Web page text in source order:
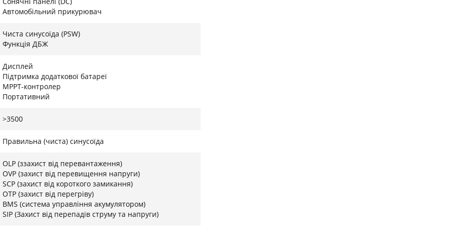
фосфатні (LiFePO4) акумулятори, що
тривалого періоду, а ресурс батареї у
стабільної роботи без суттєвої втрати
у реальному часі контролює кожен параметр,
Power BP2400PPS є ідеальним та безпечним
газові котли, медичне обладнання та
вихідних інтерфейсів, включаючи силові
Delivery та автомобільні виходи. Це дозволяє
станцію на головний енергетичний хаб для
Автомобільний прикурювач
Чиста синусоїда (PSW)
Функція ДБЖ
Дисплей
Підтримка додаткової батареї
MPPT-контролер
Портативний
>3500
Правильна (чиста) синусоїда
OLP (ззахист від перевантаження)
OVP (захист від перевищення напруги)
SCP (захист від короткого замикання)
OTP (захист від перегріву)
BMS (cистема управління акумулятором)
SIP (Захист від перепадів струму та напруги)